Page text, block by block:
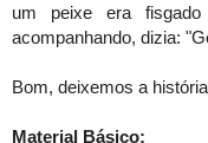
um peixe era
acompanhando, dizia:
Bom, deixemos a
Material Básico: